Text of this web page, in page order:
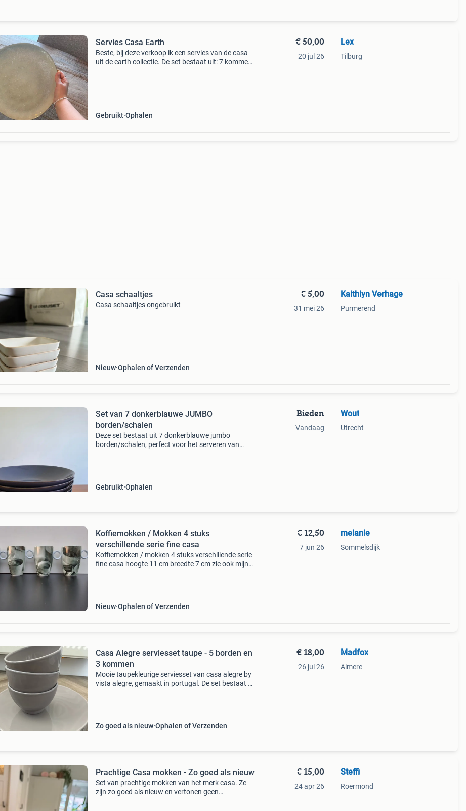
Servies Casa Earth
Beste, bij deze verkoop ik een servies van de casa
uit de earth collectie. De set bestaat uit: 7 kommen
Gebruikt Ophalen
€ 50,00
20 jul 26
Lex
Tilburg
Casa schaaltjes
Casa schaaltjes ongebruikt
Nieuw Ophalen of Verzenden
€ 5,00
31 mei 26
Kaithlyn Verhage
Purmerend
Set van 7 donkerblauwe JUMBO
borden/schalen
Deze set bestaat uit 7 donkerblauwe jumbo
borden/schalen, perfect voor het serveren van
Gebruikt Ophalen
Bieden
Vandaag
Wout
Utrecht
Koffiemokken / Mokken 4 stuks
verschillende serie fine casa
Koffiemokken / mokken 4 stuks verschillende serie
fine casa hoogte 11 cm breedte 7 cm zie ook mijn
Nieuw Ophalen of Verzenden
€ 12,50
7 jun 26
melanie
Sommelsdijk
Casa Alegre serviesset taupe - 5 borden en
3 kommen
Mooie taupekleurige serviesset van casa alegre by
vista alegre, gemaakt in portugal. De set bestaat uit
Zo goed als nieuw Ophalen of Verzenden
€ 18,00
26 jul 26
Madfox
Almere
Prachtige Casa mokken - Zo goed als nieuw
Set van prachtige mokken van het merk casa. Ze
zijn zo goed als nieuw en vertonen geen
€ 15,00
24 apr 26
Steffi
Roermond